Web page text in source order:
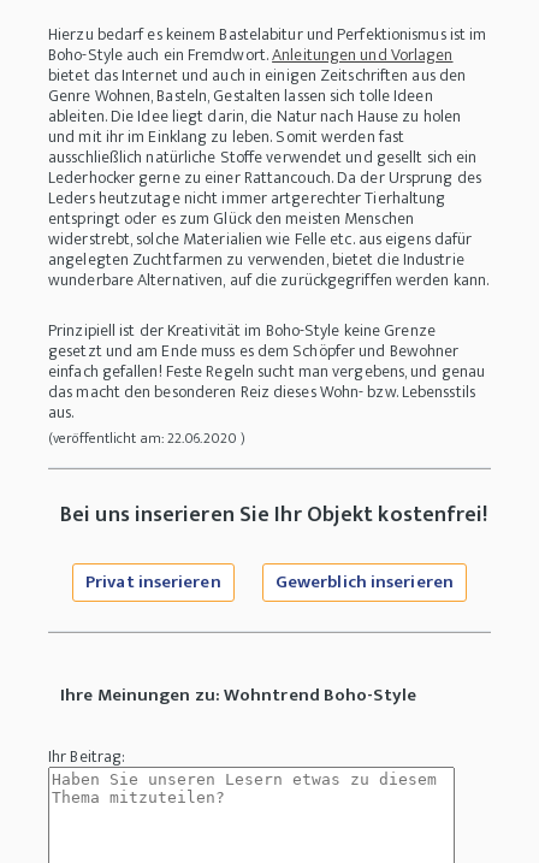
Hierzu bedarf es keinem Bastelabitur und Perfektionismus ist im
Boho-Style auch ein Fremdwort.Anleitungen und Vorlagen
bietet das Internet und auch in einigen Zeitschriften aus den
Genre Wohnen, Basteln, Gestalten lassen sich tolle Ideen
ableiten. Die Idee liegt darin, die Natur nach Hause zu holen
und mit ihr im Einklang zu leben. Somit werden fast
ausschließlich natürliche Stoffe verwendet und gesellt sich ein
Lederhocker gerne zu einer Rattancouch. Da der Ursprung des
Leders heutzutage nicht immer artgerechter Tierhaltung
entspringt oder es zum Glück den meisten Menschen
widerstrebt, solche Materialien wie Felle etc. aus eigens dafür
angelegten Zuchtfarmen zu verwenden, bietet die Industrie
wunderbare Alternativen, auf die zurückgegriffen werden kann.
Prinzipiell ist der Kreativität im Boho-Style keine Grenze
gesetzt und am Ende muss es dem Schöpfer und Bewohner
einfach gefallen! Feste Regeln sucht man vergebens, und genau
das macht den besonderen Reiz dieses Wohn- bzw. Lebensstils
aus.
(veröffentlicht am: 22.06.2020 )
Bei uns inserieren Sie Ihr Objekt kostenfrei!
Privat inserieren Gewerblich inserieren
Ihre Meinungen zu: Wohntrend Boho-Style
Ihr Beitrag: